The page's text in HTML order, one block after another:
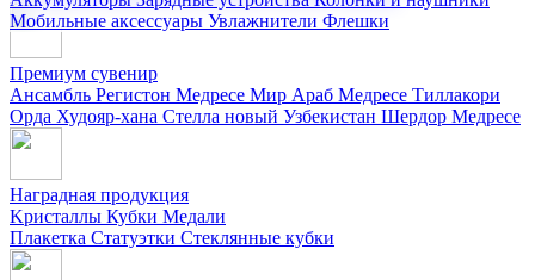
Мобильные аксессуары Увлажнители Флешки
Премиум сувенир
Ансамбль Регистон Медресе Мир Араб Медресе Тиллакори
Орда Худояр-хана Стелла новый Узбекистан Шердор Медресе
Наградная продукция
Kристаллы Кубки Медали
Плакетка Статуэтки Стеклянные кубки